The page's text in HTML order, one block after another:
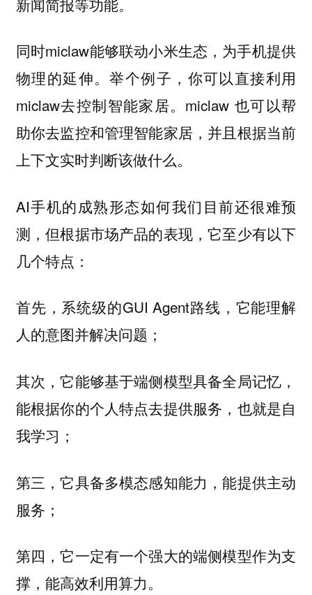
同时miclaw能够联动小米生态，为手机提供
物理的延伸。举个例子，你可以直接利用
miclaw去控制智能家居。miclaw 也可以帮
助你去监控和管理智能家居，并且根据当前
上下文实时判断该做什么。
AI手机的成熟形态如何我们目前还很难预
测，但根据市场产品的表现，它至少有以下
几个特点：
首先，系统级的GUI Agent路线，它能理解
人的意图并解决问题；
其次，它能够基于端侧模型具备全局记忆，
能根据你的个人特点去提供服务，也就是自
我学习；
第三，它具备多模态感知能力，能提供主动
服务；
第四，它一定有一个强大的端侧模型作为支
撑，能高效利用算力。